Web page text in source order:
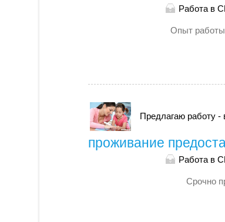
Работа в
Опыт работы
Предлагаю работу -
проживание
Работа в
Срочно